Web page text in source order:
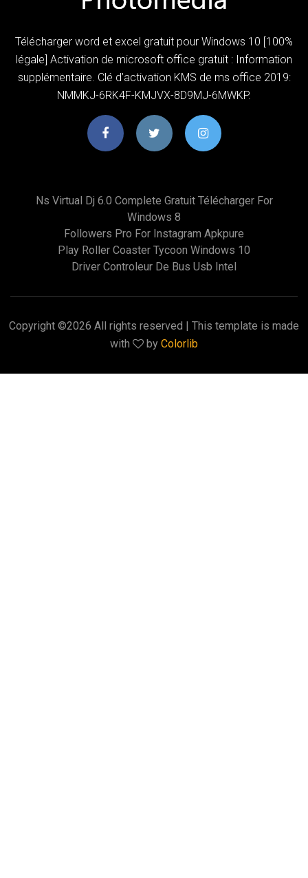
Télécharger word et excel gratuit pour Windows 10 [100%
légale] Activation de microsoft office gratuit : Information
supplémentaire. Clé d’activation KMS de ms office 2019:
NMMKJ-6RK4F-KMJVX-8D9MJ-6MWKP.
Ns Virtual Dj 6.0 Complete Gratuit Télécharger For
Windows 8
Followers Pro For Instagram Apkpure
Play Roller Coaster Tycoon Windows 10
Driver Controleur De Bus Usb Intel
Copyright ©2026 All rights reserved | This template is made
with
by Colorlib